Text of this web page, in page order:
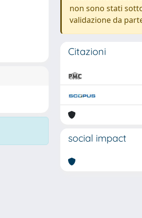
non sono stati
validazione da
Citazioni
social impact